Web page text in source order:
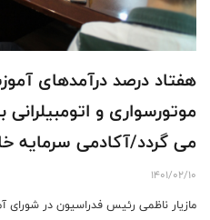
هفتاد درصد درآمدهای
موتورسواری و
می گردد/آکادمی سرمایه
و اتومبیلرانی است
1401/02/10
مازیار ناظمی رئیس فدراسیون در